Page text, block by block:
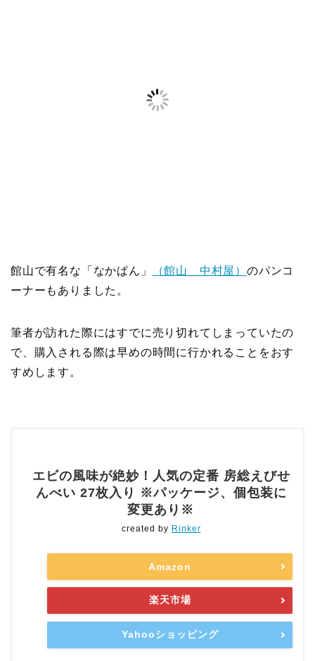
館山で有名な「なかぱん」 （館山 中村屋）のパンコ
ーナーもありました。
筆者が訪れた際にはすでに売り切れてしまっていたの
で、購入される際は早めの時間に行かれることをおす
すめします。
エビの風味が絶妙！人気の定番 房総えびせ
んべい 27枚入り ※パッケージ、個包装に
変更あり※
created by Rinker
Amazon
楽天市場
Yahooショッピング